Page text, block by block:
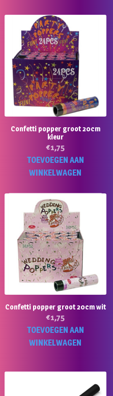
Confetti popper groot 20cm
kleur
€1,75
TOEVOEGEN AAN
WINKELWAGEN
Confetti popper groot 20cm wit
€1,75
TOEVOEGEN AAN
WINKELWAGEN